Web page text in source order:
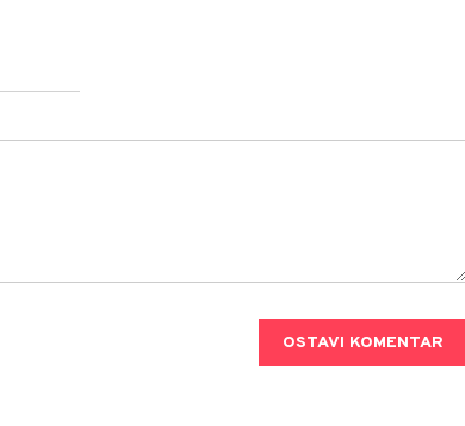
OSTAVI KOMENTAR